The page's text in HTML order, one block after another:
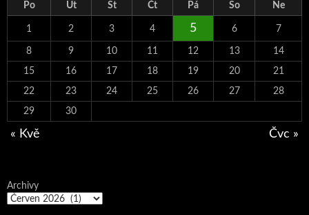
Po Út St Čt Pá So Ne
1 2 3 4 5 6 7
8 9 10 11 12 13 14
15 16 17 18 19 20 21
22 23 24 25 26 27 28
29 30
« Kvě Čvc »
Archivy